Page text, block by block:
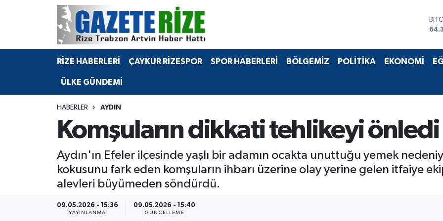
RİZE HABERLERİ ÇAYKUR RİZESPOR SPOR HABERLERİ BÖLGEMİZ POLİTİKA EKONOMİ
ÜLKE GÜNDEMİ
HABERLER AYDIN
Komşuların dikkati tehlikeyi önledi
Aydın'ın Efeler ilçesinde yaşlı bir adamın ocakta unuttuğu yemek
kokusunu fark eden komşuların ihbarı üzerine olay yerine gelen itfaiye
alevleri büyümeden söndürdü.
09.05.2026 - 15:36
YAYINLANMA
09.05.2026 - 15:40
GÜNCELLEME
BÖLGEMİZ
Bilim Teknoloji
Advertising news
Merkez Nöbetçi Eczaneler
Merkez Hava Durumu
Merkez Trafik Yoğunluk Haritası
Tüm Manşetler
Son Dakika Haberleri
Haber Arşivi